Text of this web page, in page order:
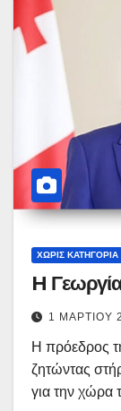
ΧΩΡΊΣ ΚΑΤΗΓΟΡΊΑ
H
1 ΜΑΡΤΊΟΥ
H πρόεδρος
ζητώντας
για την